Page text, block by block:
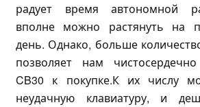
радует время автономной
вполне можно растянуть на
день. Однако, больше
позволяет нам
CB30 к покупке.К их числу
неудачную клавиатуру, и